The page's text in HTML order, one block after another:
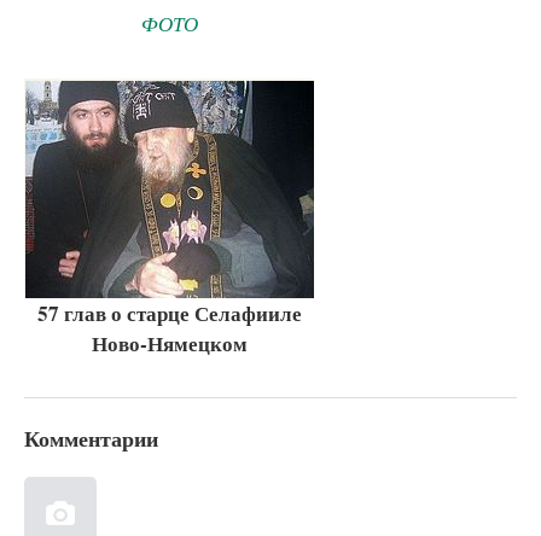
ФОТО
57 глав о старце Селафииле
Ново-Нямецком
Комментарии